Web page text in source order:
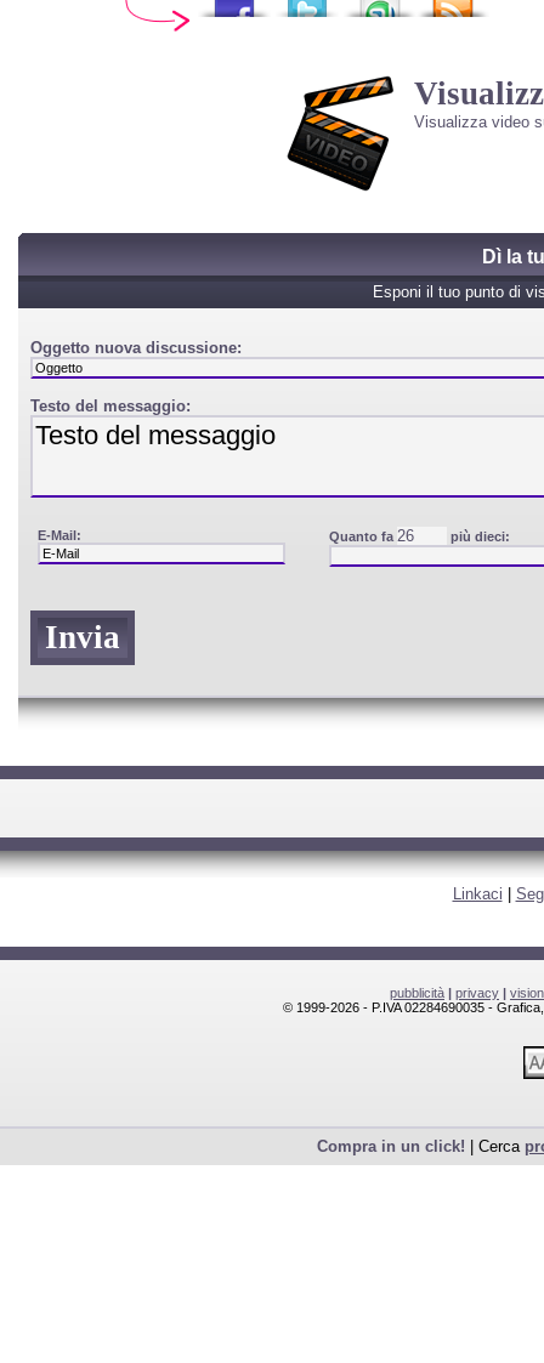
Visualizza video
Dì la
Esponi il tuo punto di
Oggetto nuova discussione:
Testo del messaggio:
E-Mail: Quanto fa più dieci:
Linkaci
pubblicità | privacy |
© 1999-2026 - P.IVA 02284690035 -
Compra in un click! | Cerca